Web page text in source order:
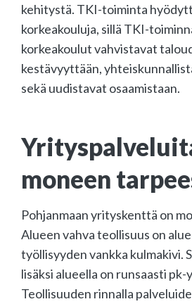
kehitystä. TKI-toiminta
korkeakouluja, sillä TKI-
korkeakoulut vahvistavat
kestävyyttään,
sekä uudistavat osaamistaan.
moneen
Pohjanmaan yrityskenttä on
Alueen vahva teollisuus on
työllisyyden vankka kulmakivi.
lisäksi alueella on runsaasti pk-
Teollisuuden rinnalla